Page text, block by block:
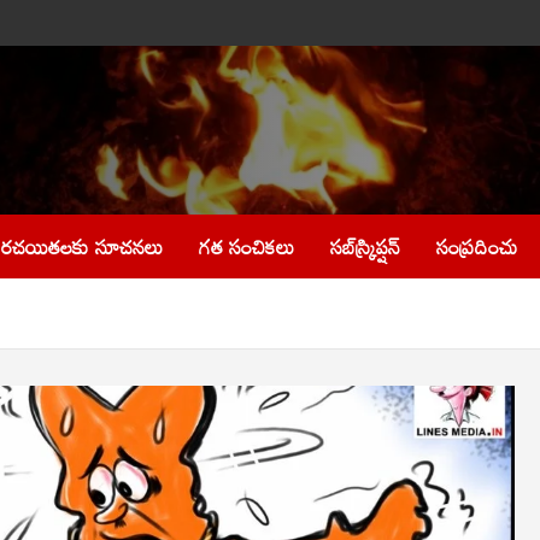
రచయితలకు సూచనలు గత సంచికలు సబ్‌స్క్రిప్షన్ సంప్రదించు